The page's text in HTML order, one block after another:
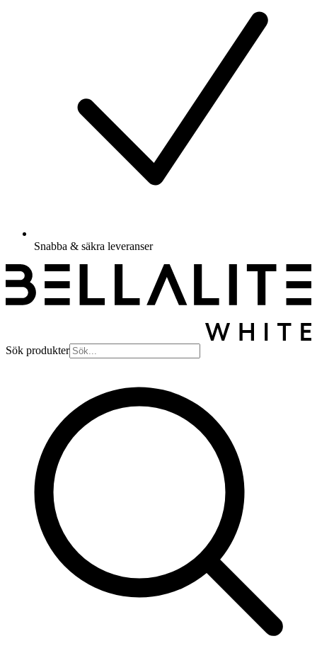
Snabba & säkra leveranser
Sök produkter